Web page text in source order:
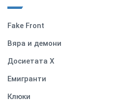
Fake Front
Вяра и демони
Досиетата Х
Емигранти
Клюки